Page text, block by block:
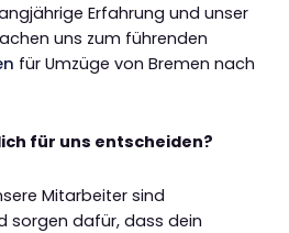
Erfahrung und unser
uns zum führenden
für Umzüge von Bremen nach
für uns entscheiden?
Mitarbeiter sind
sorgen dafür, dass dein